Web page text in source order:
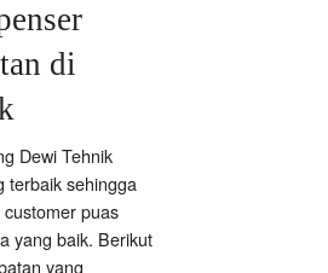
di
Dewi Tehnik
terbaik sehingga
puas
yang baik. Berikut
yang